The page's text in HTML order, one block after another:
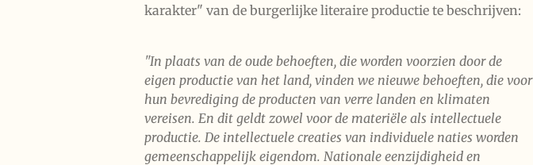
karakter" van de burgerlijke literaire productie te beschrijven:
"In plaats van de oude behoeften, die worden voorzien door de
eigen productie van het land, vinden we nieuwe behoeften, die voor
hun bevrediging de producten van verre landen en klimaten
vereisen. En dit geldt zowel voor de materiële als intellectuele
productie. De intellectuele creaties van individuele naties worden
gemeenschappelijk eigendom. Nationale eenzijdigheid en